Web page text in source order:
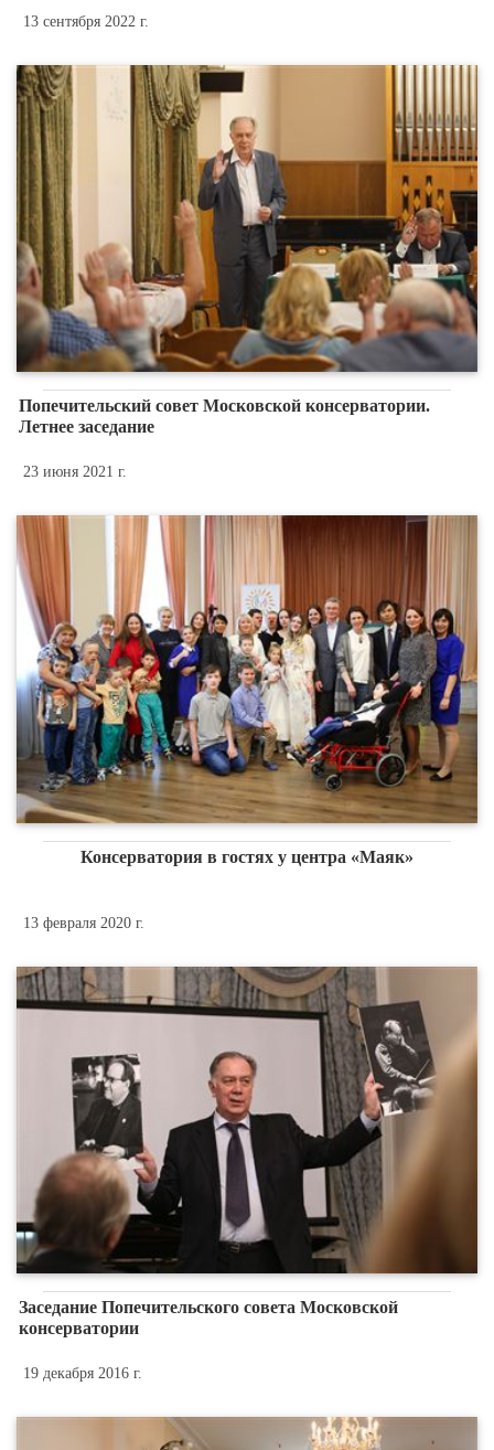
13 сентября 2022 г.
Попечительский совет Московской консерватории.
Летнее заседание
23 июня 2021 г.
Консерватория в гостях у центра «Маяк»
13 февраля 2020 г.
Заседание Попечительского совета Московской
консерватории
19 декабря 2016 г.